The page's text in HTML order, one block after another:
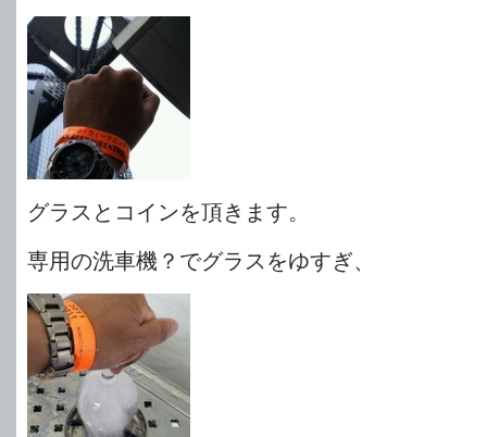
グラスとコインを頂きます。
専用の洗車機？でグラスをゆすぎ、